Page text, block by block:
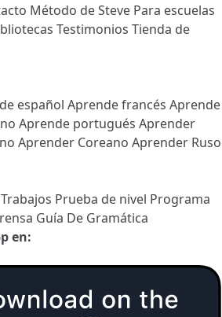
Método de Steve Para escuelas
Testimonios Tienda de
español Aprende francés Aprende
Aprende portugués Aprender
Aprender Coreano Aprender Ruso
Trabajos Prueba de nivel Programa
Guía De Gramática
en: